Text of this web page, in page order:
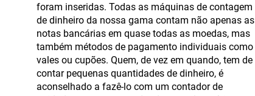
foram inseridas. Todas as máquinas de contagem
de dinheiro da nossa gama contam não apenas as
notas bancárias em quase todas as moedas, mas
também métodos de pagamento individuais como
vales ou cupões. Quem, de vez em quando, tem de
contar pequenas quantidades de dinheiro, é
aconselhado a fazê-lo com um contador de